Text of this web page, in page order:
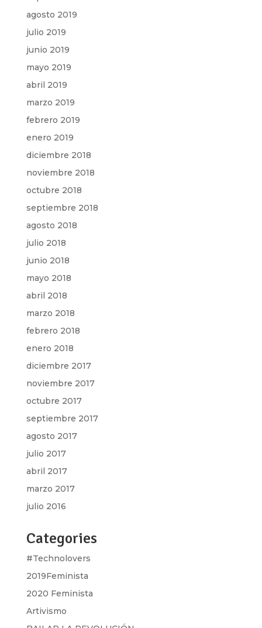
agosto 2019
julio 2019
junio 2019
mayo 2019
abril 2019
marzo 2019
febrero 2019
enero 2019
diciembre 2018
noviembre 2018
octubre 2018
septiembre 2018
agosto 2018
julio 2018
junio 2018
mayo 2018
abril 2018
marzo 2018
febrero 2018
enero 2018
diciembre 2017
noviembre 2017
octubre 2017
septiembre 2017
agosto 2017
julio 2017
abril 2017
marzo 2017
julio 2016
Categories
#Technolovers
2019Feminista
2020 Feminista
Artivismo